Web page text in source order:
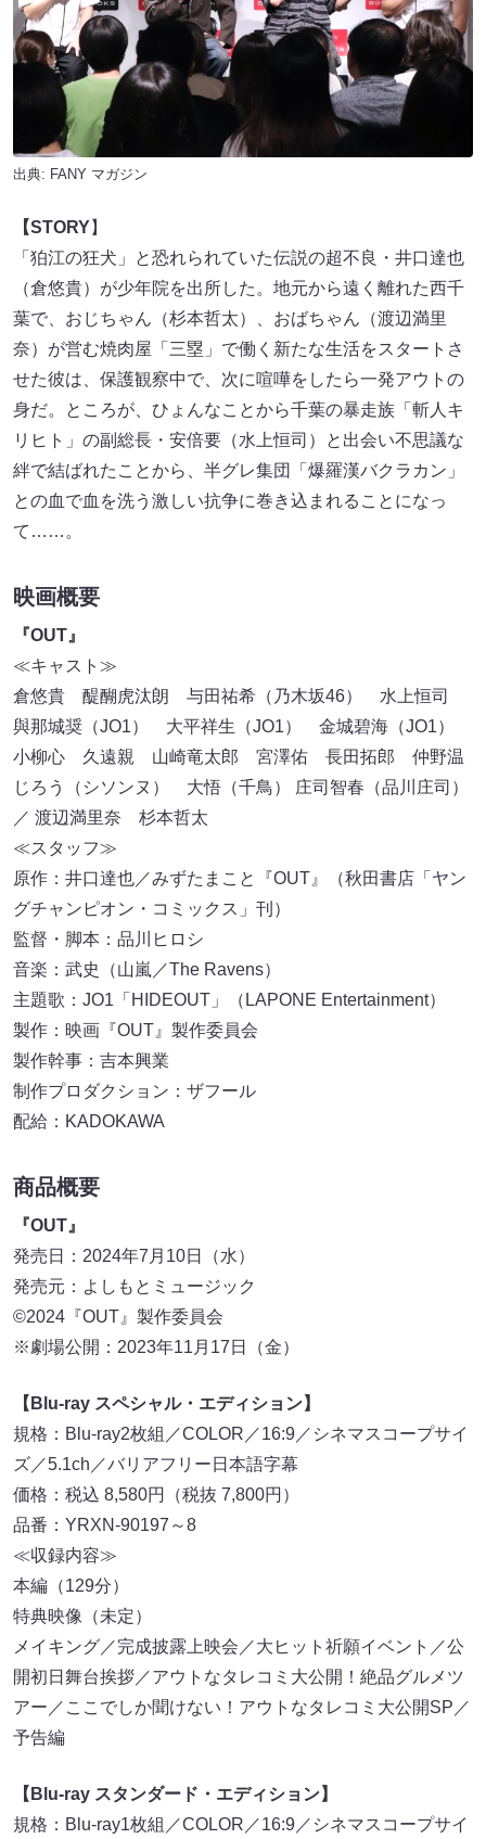
出典: FANY マガジン
【STORY】
「狛江の狂犬」と恐れられていた伝説の超不良・井口達也
（倉悠貴）が少年院を出所した。地元から遠く離れた西千
葉で、おじちゃん（杉本哲太）、おばちゃん（渡辺満里
奈）が営む焼肉屋「三塁」で働く新たな生活をスタートさ
せた彼は、保護観察中で、次に喧嘩をしたら一発アウトの
身だ。ところが、ひょんなことから千葉の暴走族「斬人キ
リヒト」の副総長・安倍要（水上恒司）と出会い不思議な
絆で結ばれたことから、半グレ集団「爆羅漢バクラカン」
との血で血を洗う激しい抗争に巻き込まれることになっ
て……。
映画概要
『OUT』
≪キャスト≫
倉悠貴 醍醐虎汰朗 与田祐希（乃木坂46） 水上恒司
與那城奨（JO1） 大平祥生（JO1） 金城碧海（JO1）
小柳心 久遠親 山崎竜太郎 宮澤佑 長田拓郎 仲野温
じろう（シソンヌ） 大悟（千鳥） 庄司智春（品川庄司）
／ 渡辺満里奈 杉本哲太
≪スタッフ≫
原作：井口達也／みずたまこと『OUT』（秋田書店「ヤン
グチャンピオン・コミックス」刊）
監督・脚本：品川ヒロシ
音楽：武史（山嵐／The Ravens）
主題歌：JO1「HIDEOUT」（LAPONE Entertainment）
製作：映画『OUT』製作委員会
製作幹事：吉本興業
制作プロダクション：ザフール
配給：KADOKAWA
商品概要
『OUT』
発売日：2024年7月10日（水）
発売元：よしもとミュージック
©2024『OUT』製作委員会
※劇場公開：2023年11月17日（金）
【Blu-ray スペシャル・エディション】
規格：Blu-ray2枚組／COLOR／16:9／シネマスコープサイ
ズ／5.1ch／バリアフリー日本語字幕
価格：税込 8,580円（税抜 7,800円）
品番：YRXN-90197～8
≪収録内容≫
本編（129分）
特典映像（未定）
メイキング／完成披露上映会／大ヒット祈願イベント／公
開初日舞台挨拶／アウトなタレコミ大公開！絶品グルメツ
アー／ここでしか聞けない！アウトなタレコミ大公開SP／
予告編
【Blu-ray スタンダード・エディション】
規格：Blu-ray1枚組／COLOR／16:9／シネマスコープサイ